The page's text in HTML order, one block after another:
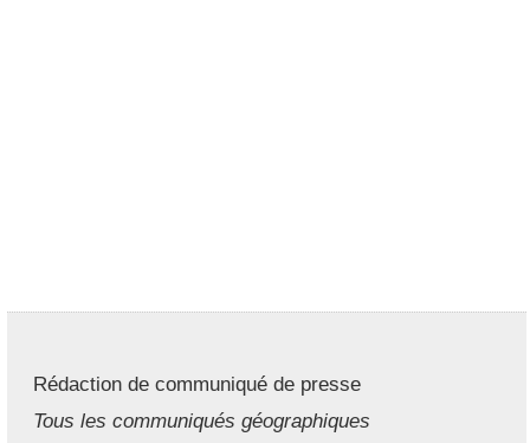
Rédaction de communiqué de presse
Tous les communiqués géographiques